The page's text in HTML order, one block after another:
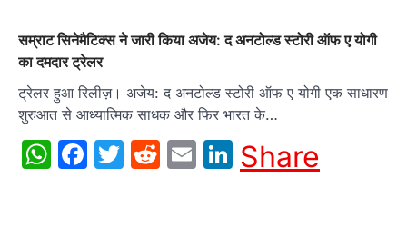
सम्राट सिनेमैटिक्स ने जारी किया अजेय: द अनटोल्ड स्टोरी ऑफ ए योगी
का दमदार ट्रेलर
ट्रेलर हुआ रिलीज़। अजेय: द अनटोल्ड स्टोरी ऑफ ए योगी एक साधारण
शुरुआत से आध्यात्मिक साधक और फिर भारत के…
WhatsApp
Facebook
Twitter
Reddit
EmailLinkedIn
Share